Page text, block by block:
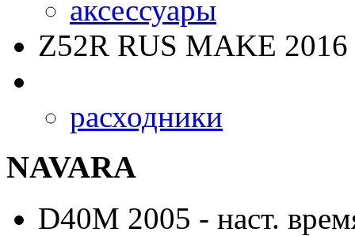
аксессуары
Z52R RUS MAKE 2016
расходники
NAVARA
D40M 2005 - наст.